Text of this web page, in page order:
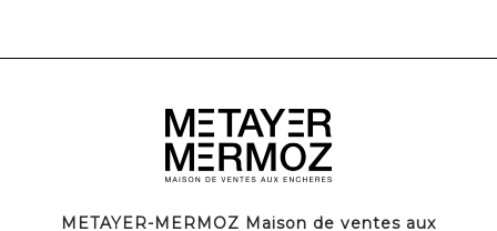
METAYER-MERMOZ Maison de ventes aux